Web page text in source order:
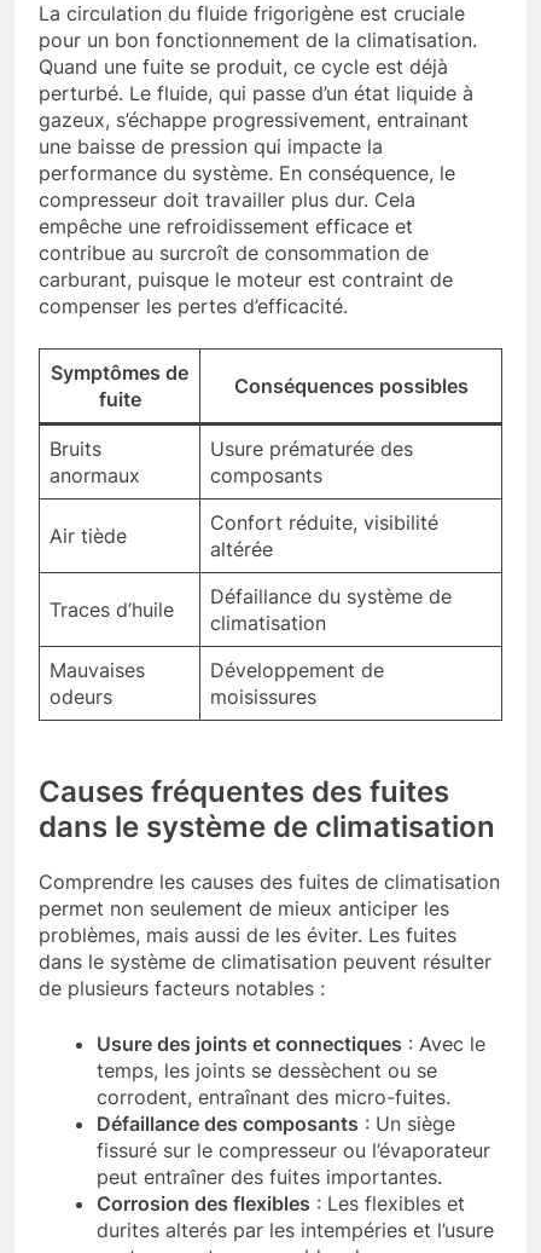
La circulation du fluide frigorigène est cruciale
pour un bon fonctionnement de la climatisation.
Quand une fuite se produit, ce cycle est déjà
perturbé. Le fluide, qui passe d’un état liquide à
gazeux, s’échappe progressivement, entrainant
une baisse de pression qui impacte la
performance du système. En conséquence, le
compresseur doit travailler plus dur. Cela
empêche une refroidissement efficace et
contribue au surcroît de consommation de
carburant, puisque le moteur est contraint de
compenser les pertes d’efficacité.
Symptômes de
fuite
Conséquences possibles
Bruits
anormaux
Usure prématurée des
composants
Air tiède
Confort réduite, visibilité
altérée
Traces d’huile
Défaillance du système de
climatisation
Mauvaises
odeurs
Développement de
moisissures
Causes fréquentes des fuites
dans le système de climatisation
Comprendre les causes des fuites de climatisation
permet non seulement de mieux anticiper les
problèmes, mais aussi de les éviter. Les fuites
dans le système de climatisation peuvent résulter
de plusieurs facteurs notables :
Usure des joints et connectiques : Avec le
temps, les joints se dessèchent ou se
corrodent, entraînant des micro-fuites.
Défaillance des composants : Un siège
fissuré sur le compresseur ou l’évaporateur
peut entraîner des fuites importantes.
Corrosion des flexibles : Les flexibles et
durites alterés par les intempéries et l’usure